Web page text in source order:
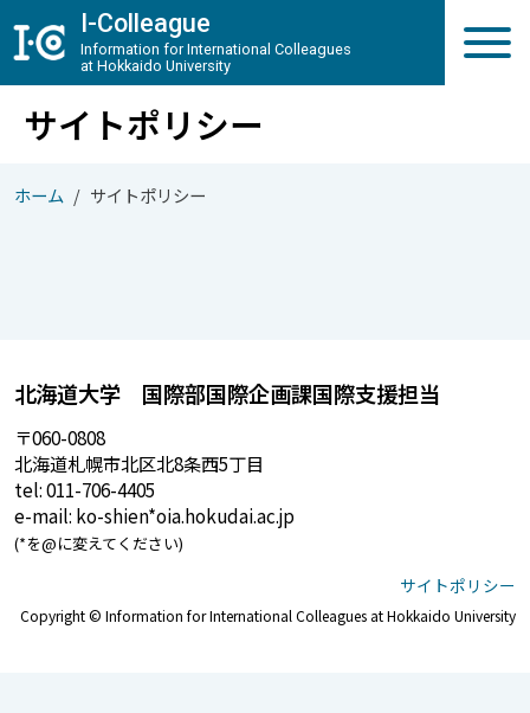
メインコンテンツへスキップ
I-Colleague
Information for International Colleagues
at Hokkaido University
サイトポリシー
ホーム サイトポリシー
北海道大学 国際部国際企画課国際支援担当
〒060-0808
北海道札幌市北区北8条西5丁目
tel: 011-706-4405
e-mail: ko-shien*oia.hokudai.ac.jp
(*を@に変えてください)
サイトポリシー
Copyright © Information for International Colleagues at Hokkaido University